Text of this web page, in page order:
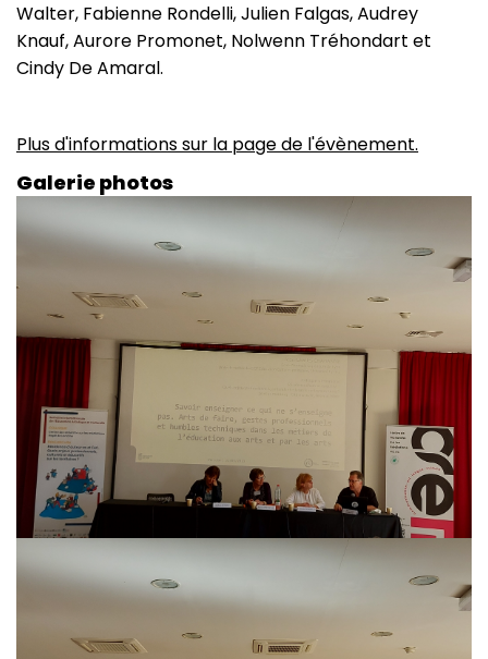
Walter, Fabienne Rondelli, Julien Falgas, Audrey
Knauf,Aurore Promonet, Nolwenn Tréhondart et
Cindy De Amaral.
Plus d'informations sur la page de l'évènement.
Galerie photos